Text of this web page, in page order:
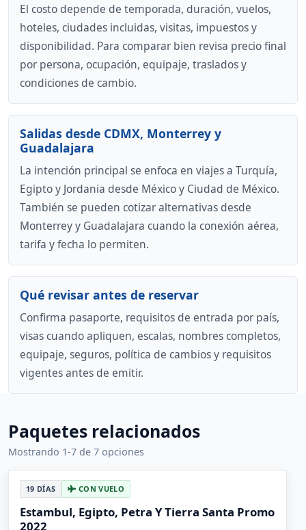
El costo depende de temporada, duración, vuelos,
hoteles, ciudades incluidas, visitas, impuestos y
disponibilidad. Para comparar bien revisa precio final
por persona, ocupación, equipaje, traslados y
condiciones de cambio.
Salidas desde CDMX, Monterrey y
Guadalajara
La intención principal se enfoca en viajes a Turquía,
Egipto y Jordania desde México y Ciudad de México.
También se pueden cotizar alternativas desde
Monterrey y Guadalajara cuando la conexión aérea,
tarifa y fecha lo permiten.
Qué revisar antes de reservar
Confirma pasaporte, requisitos de entrada por país,
visas cuando apliquen, escalas, nombres completos,
equipaje, seguros, política de cambios y requisitos
vigentes antes de emitir.
Paquetes relacionados
Mostrando 1-7 de 7 opciones
19 DÍAS CON VUELO
Estambul, Egipto, Petra Y Tierra Santa Promo
2022